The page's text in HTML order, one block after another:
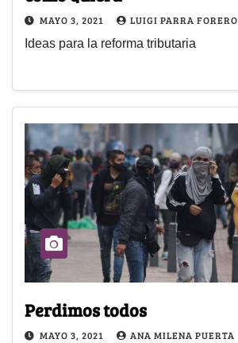
MAYO 3, 2021 LUIGI PARRA FORERO
Ideas para la reforma tributaria
Perdimos todos
MAYO 3, 2021 ANA MILENA PUERTA